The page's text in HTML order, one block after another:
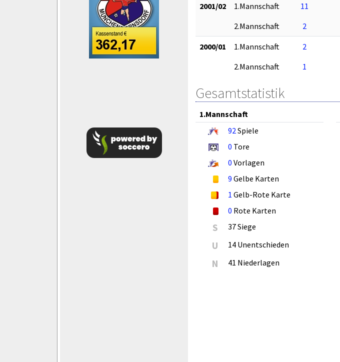
2001/02 1.Mannschaft 11
2.Mannschaft
2
2000/01 1.Mannschaft 2
2.Mannschaft
1
Gesamtstatistik
1.Mannschaft
92Spiele
0 Tore
0 Vorlagen
9 Gelbe Karten
1 Gelb-Rote Karte
0 Rote Karten
S 37 Siege
U 14 Unentschieden
N 41 Niederlagen